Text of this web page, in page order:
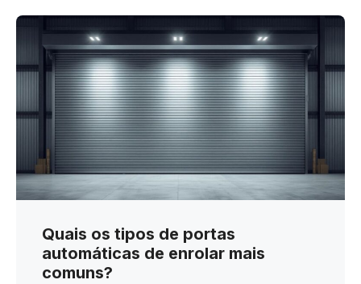
Quais os tipos de portas
automáticas de enrolar mais
comuns?